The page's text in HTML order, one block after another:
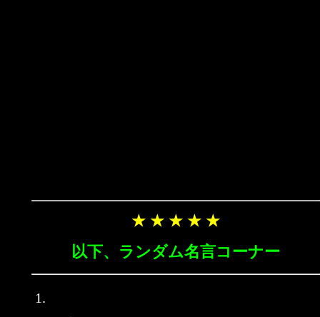
★ ★ ★ ★ ★
以下、ランダム名言コーナー
1.